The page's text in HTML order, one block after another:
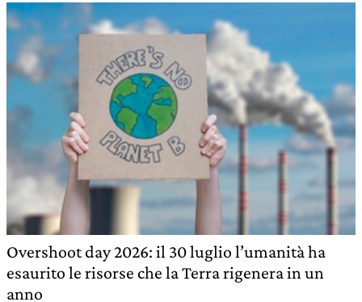
Overshoot day 2026: il 30 luglio l’umanità ha
esaurito le risorse che la Terra rigenera in un
anno